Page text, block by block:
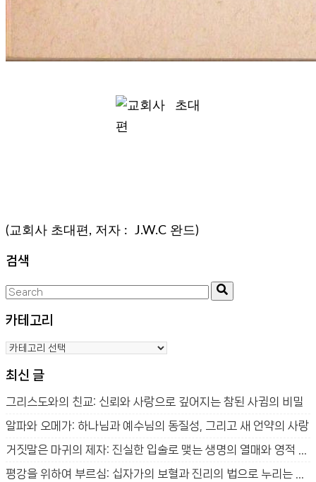
(교회사 초대편, 저자 : J.W.C 완드)
검색
Search
for:
카테고리
카
고
최신 글
그리스도와의 친교: 신뢰와 사랑으로 깊어지는 참된 사귐의 비밀
알파와 오메가: 하나님과 예수님의 동질성, 그리고 새 언약의 사랑